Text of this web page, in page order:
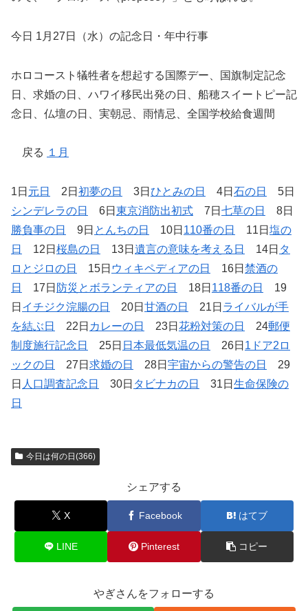
今日 1月27日（水）の記念日・年中行事
ホロコースト犠牲者を想起する国際デー、国旗制定記念
日、求婚の日、ハワイ移民出発の日、船穂スイートピー記
念日、仏壇の日、実朝忌、雨情忌、全国学校給食週間
戻る １月
1日 元日 2日 初夢の日 3日 ひとみの日 4日 石の日
5日
シンデレラの日
6日 東京消防出初式 7日 七草の日
8日
勝負事の日
9日 とんちの日 10日 110番の日 11日 塩の
日
12日 桜島の日 13日 遺言の意味を考える日 14日 タ
ロとジロの日
15日 ウィキペディアの日 16日 禁酒の
日
17日 防災とボランティアの日 18日 118番の日
19
日 イチジク浣腸の日 20日 甘酒の日 21日 ライバルが手
を結ぶ日
22日 カレーの日 23日 花粉対策の日 24郵便
制度施行記念日
25日 日本最低気温の日 26日 1ドア2ロ
ックの日
27日 求婚の日 28日 宇宙からの警告の日
29
日 人口調査記念日 30日 タビナカの日 31日 生命保険の
日
今日は何の日(366)
シェアする
X Facebook はてブ
LINE Pinterest コピー
やぎさんをフォローする